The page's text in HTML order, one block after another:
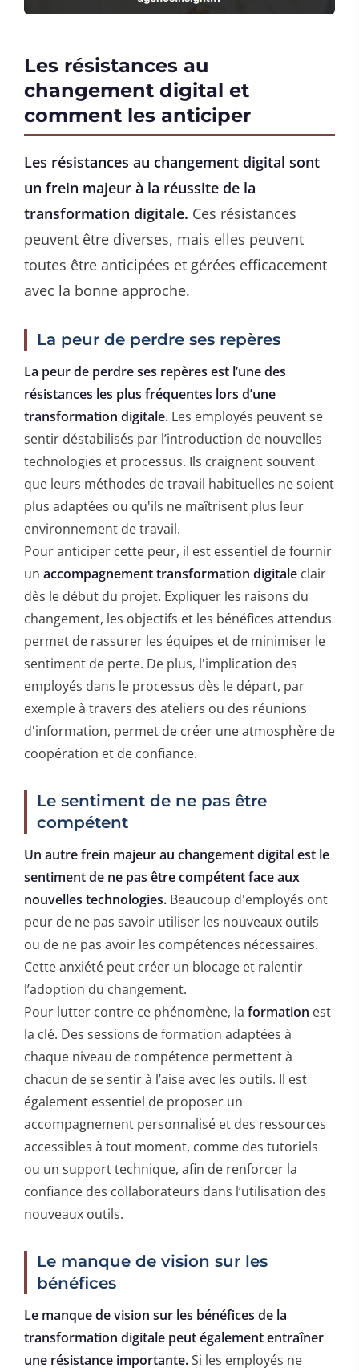
Les résistances au
changement digital et
comment les anticiper
Les résistances au changement digital sont
un frein majeur à la réussite de la
transformation digitale. Ces résistances
peuvent être diverses, mais elles peuvent
toutes être anticipées et gérées efficacement
avec la bonne approche.
La peur de perdre ses repères
La peur de perdre ses repères est l’une des
résistances les plus fréquentes lors d’une
transformation digitale. Les employés peuvent se
sentir déstabilisés par l’introduction de nouvelles
technologies et processus. Ils craignent souvent
que leurs méthodes de travail habituelles ne soient
plus adaptées ou qu'ils ne maîtrisent plus leur
environnement de travail.
Pour anticiper cette peur, il est essentiel de fournir
un accompagnement transformation digitale clair
dès le début du projet. Expliquer les raisons du
changement, les objectifs et les bénéfices attendus
permet de rassurer les équipes et de minimiser le
sentiment de perte. De plus, l'implication des
employés dans le processus dès le départ, par
exemple à travers des ateliers ou des réunions
d'information, permet de créer une atmosphère de
coopération et de confiance.
Le sentiment de ne pas être
compétent
Un autre frein majeur au changement digital est le
sentiment de ne pas être compétent face aux
nouvelles technologies. Beaucoup d'employés ont
peur de ne pas savoir utiliser les nouveaux outils
ou de ne pas avoir les compétences nécessaires.
Cette anxiété peut créer un blocage et ralentir
l’adoption du changement.
Pour lutter contre ce phénomène, la formation est
la clé. Des sessions de formation adaptées à
chaque niveau de compétence permettent à
chacun de se sentir à l’aise avec les outils. Il est
également essentiel de proposer un
accompagnement personnalisé et des ressources
accessibles à tout moment, comme des tutoriels
ou un support technique, afin de renforcer la
confiance des collaborateurs dans l’utilisation des
nouveaux outils.
Le manque de vision sur les
bénéfices
Le manque de vision sur les bénéfices de la
transformation digitale peut également entraîner
une résistance importante.Si les employés ne